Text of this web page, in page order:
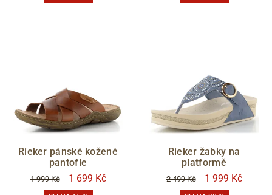
Rieker pánské kožené
pantofle
1 999 Kč 1 699 Kč
Rieker žabky na
platformě
2 499 Kč 1 999 Kč